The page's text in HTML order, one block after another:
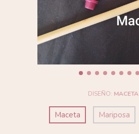
DISEÑO: MACETA
Maceta Mariposa